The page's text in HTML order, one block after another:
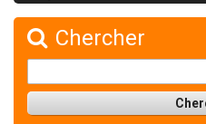
Chercher